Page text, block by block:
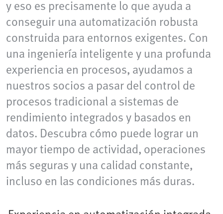
y eso es precisamente lo que ayuda a
conseguir una automatización robusta
construida para entornos exigentes. Con
una ingeniería inteligente y una profunda
experiencia en procesos, ayudamos a
nuestros socios a pasar del control de
procesos tradicional a sistemas de
rendimiento integrados y basados en
datos. Descubra cómo puede lograr un
mayor tiempo de actividad, operaciones
más seguras y una calidad constante,
incluso en las condiciones más duras.